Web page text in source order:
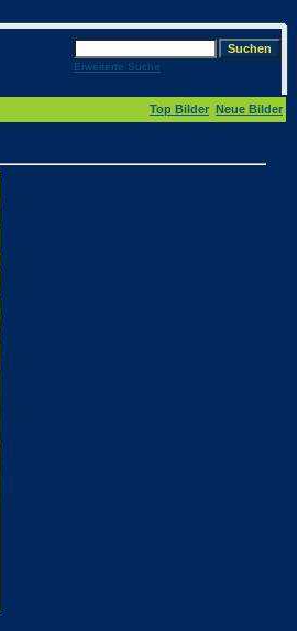
Erweiterte Suche
Top Bilder Neue Bilder